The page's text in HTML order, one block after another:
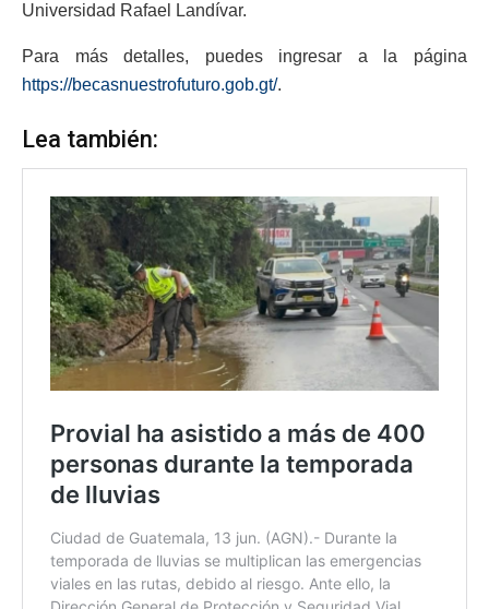
Universidad Rafael Landívar.
Para más detalles, puedes ingresar a la página
https://becasnuestrofuturo.gob.gt/.
Lea también: